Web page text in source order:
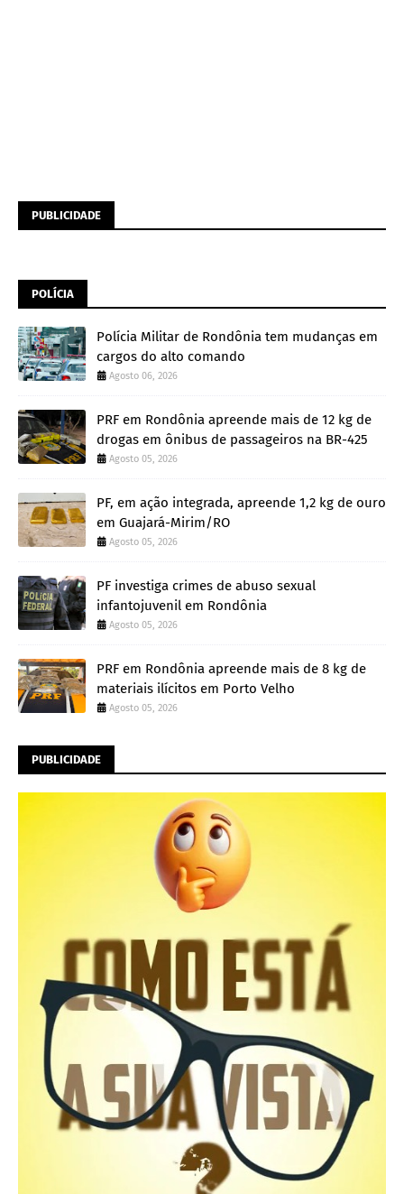
PUBLICIDADE
POLÍCIA
Polícia Militar de Rondônia tem mudanças em
cargos do alto comando
Agosto 06, 2026
PRF em Rondônia apreende mais de 12 kg de
drogas em ônibus de passageiros na BR-425
Agosto 05, 2026
PF, em ação integrada, apreende 1,2 kg de ouro
em Guajará-Mirim/RO
Agosto 05, 2026
PF investiga crimes de abuso sexual
infantojuvenil em Rondônia
Agosto 05, 2026
PRF em Rondônia apreende mais de 8 kg de
materiais ilícitos em Porto Velho
Agosto 05, 2026
PUBLICIDADE